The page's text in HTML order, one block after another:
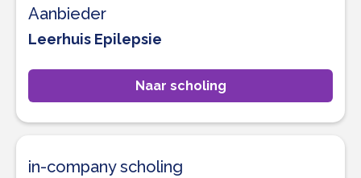
Aanbieder
Leerhuis Epilepsie
Naar scholing
in-company scholing